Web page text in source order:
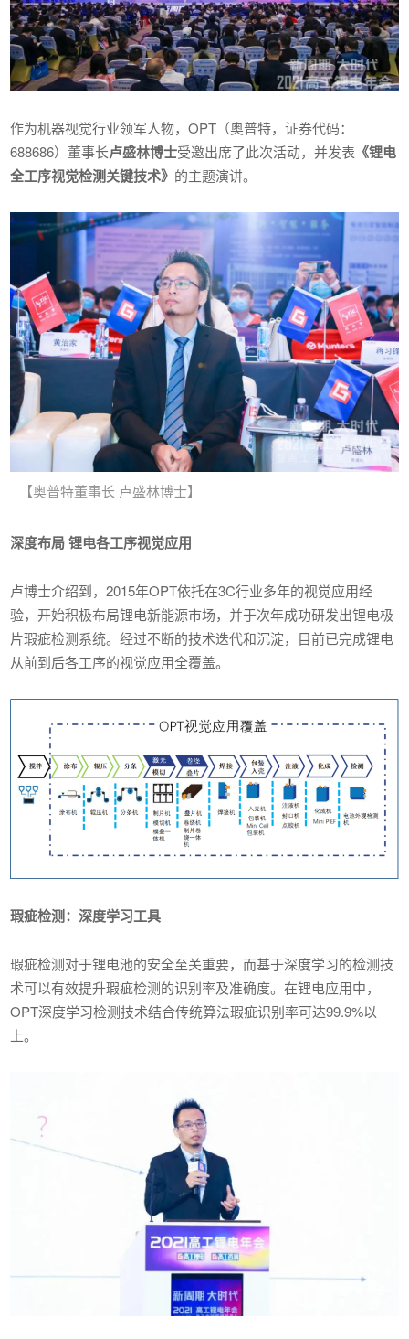
作为机器视觉行业领军人物，OPT（奥普特，证券代码：
688686）董事长卢盛林博士受邀出席了此次活动，并发表 《锂电
全工序视觉检测关键技术》 的主题演讲。
【奥普特董事长 卢盛林博士】
深度布局 锂电各工序视觉应用
卢博士介绍到，2015年OPT依托在3C行业多年的视觉应用经
验，开始积极布局锂电新能源市场，并于次年成功研发出锂电极
片瑕疵检测系统。经过不断的技术迭代和沉淀，目前已完成锂电
从前到后各工序的视觉应用全覆盖。
瑕疵检测：深度学习工具
瑕疵检测对于锂电池的安全至关重要，而基于深度学习的检测技
术可以有效提升瑕疵检测的识别率及准确度。在锂电应用中，
OPT深度学习检测技术结合传统算法瑕疵识别率可达99.9%以
上。